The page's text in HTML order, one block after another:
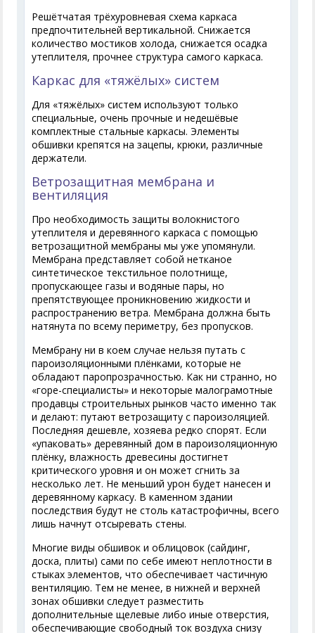
Решётчатая трёхуровневая схема каркаса
предпочтительней вертикальной. Снижается
количество мостиков холода, снижается осадка
утеплителя, прочнее структура самого каркаса.
Каркас для «тяжёлых» систем
Для «тяжёлых» систем используют только
специальные, очень прочные и недешёвые
комплектные стальные каркасы. Элементы
обшивки крепятся на зацепы, крюки, различные
держатели.
Ветрозащитная мембрана и
вентиляция
Про необходимость защиты волокнистого
утеплителя и деревянного каркаса с помощью
ветрозащитной мембраны мы уже упомянули.
Мембрана представляет собой нетканое
синтетическое текстильное полотнище,
пропускающее газы и водяные пары, но
препятствующее проникновению жидкости и
распространению ветра. Мембрана должна быть
натянута по всему периметру, без пропусков.
Мембрану ни в коем случае нельзя путать с
пароизоляционными плёнками, которые не
обладают паропрозрачностью. Как ни странно, но
«горе-специалисты» и некоторые малограмотные
продавцы строительных рынков часто именно так
и делают: путают ветрозащиту с пароизоляцией.
Последняя дешевле, хозяева редко спорят. Если
«упаковать» деревянный дом в пароизоляционную
плёнку, влажность древесины достигнет
критического уровня и он может сгнить за
несколько лет. Не меньший урон будет нанесен и
деревянному каркасу. В каменном здании
последствия будут не столь катастрофичны, всего
лишь начнут отсыревать стены.
Многие виды обшивок и облицовок (сайдинг,
доска, плиты) сами по себе имеют неплотности в
стыках элементов, что обеспечивает частичную
вентиляцию. Тем не менее, в нижней и верхней
зонах обшивки следует разместить
дополнительные щелевые либо иные отверстия,
обеспечивающие свободный ток воздуха снизу